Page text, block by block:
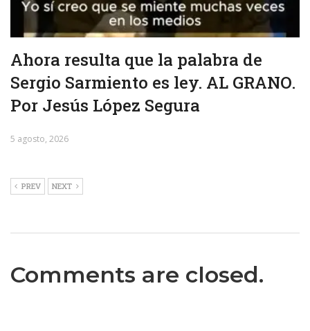
Ahora resulta que la palabra de
Sergio Sarmiento es ley. AL GRANO.
Por Jesús López Segura
5 agosto, 2026
PREV NEXT
Comments are closed.